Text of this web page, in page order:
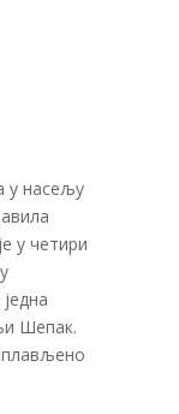
у насељу
у четири
Шепак.